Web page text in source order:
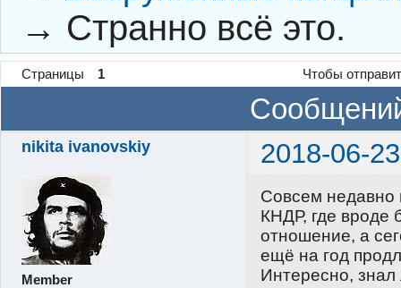
→ Странно всё это.
Страницы 1 Чтобы
nikita ivanovskiy 2018-06-
Member
Совсем недавно
КНДР, где вроде
отношение, а
ещё на год
Интересно, знал